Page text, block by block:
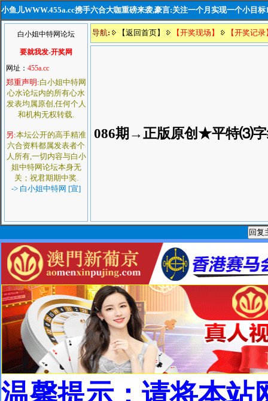
小鱼儿WWW.455a.cc携手六合大咖重磅来袭,豪言:关注一个月实现一个小目标
白小姐中特网论坛
要就我发-开奖网
网址： 455a.cc
郑重声明:白小姐中特网
心水论坛内的所有心水
发表均属原创,任何个人
和机构无权转载.
另:本坛公开的高手精准
六合资料都属发表者个
人所有,一切内容与白小
姐中特网论坛本身无
关；祝君期期中奖.
-> 白小姐中特网 [宣]
导航: 【返回首页】 【开奖现场】 【开奖记录
086期→正版原创★平特⑶